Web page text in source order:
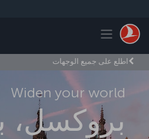
Toggle navigation
اطلع على جميع الوجهات
Widen your world
بروكسل،